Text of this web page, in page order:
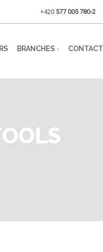
+420 577 005 780-2
BRANCHES CONTACT